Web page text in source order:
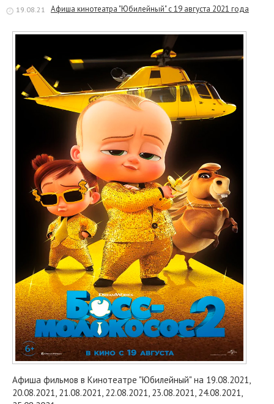
19.08.21 Афиша кинотеатра "Юбилейный" c 19 августа 2021 года
Афиша фильмов в Кинотеатре "Юбилейный" на 19.08.2021,
20.08.2021, 21.08.2021, 22.08.2021, 23.08.2021, 24.08.2021,